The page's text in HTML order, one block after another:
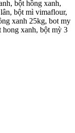
bột hồng xanh,
bột mì vimaflour,
xanh 25kg, bot my
hong xanh, bột mỳ 3